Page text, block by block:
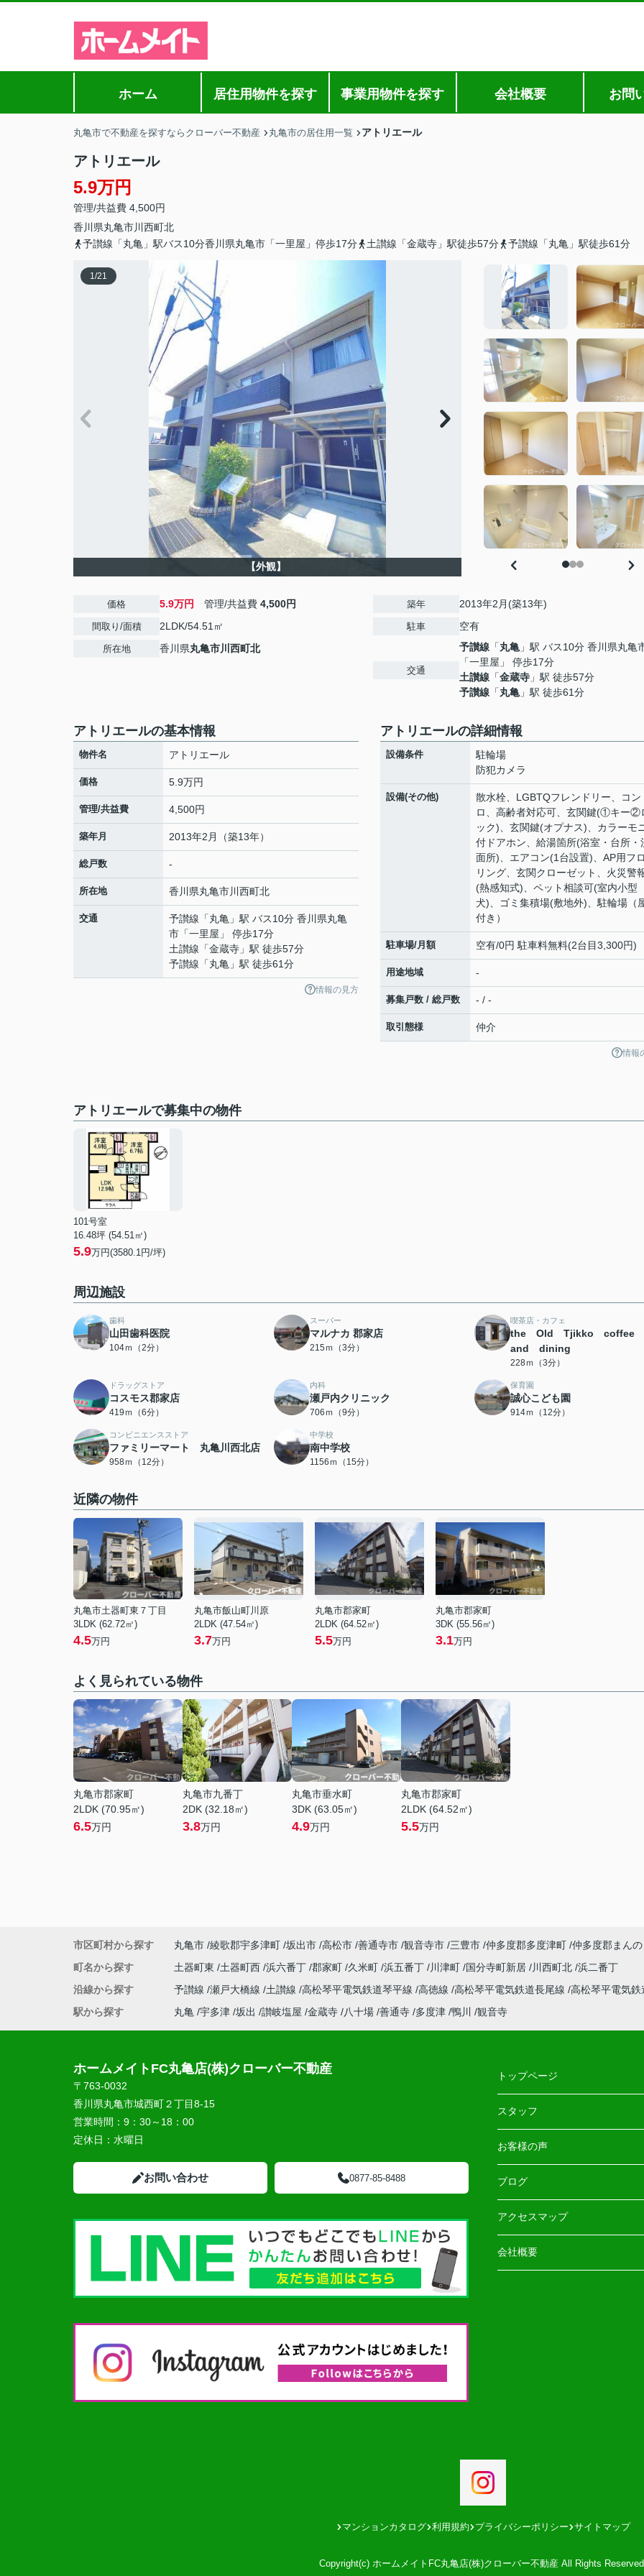
ホーム 居住用物件を探す 事業用物件を探す 会社概要 お問
丸亀市で不動産を探すならクローバー不動産 丸亀市の居住用一覧 アトリエール
アトリエール
5.9万円
管理/共益費 4,500円
香川県丸亀市川西町北
予讃線「丸亀」駅バス10分香川県丸亀市「一里屋」停歩17分
土讃線「金蔵寺」駅徒歩57分 予讃線「丸亀」駅徒歩61分
1/21
【外観】
価格 5.9万円 管理/共益費 4,500円
間取り/面積 2LDK/54.51㎡
所在地 香川県丸亀市川西町北
築年 2013年2月(築13年)
駐車 空有
交通
予讃線 「丸亀 」駅 バス10分 香川県丸亀
「一里屋」 停歩17分
土讃線 「金蔵寺 」駅 徒歩57分
予讃線 「丸亀 」駅 徒歩61分
アトリエールの基本情報
物件名 アトリエール
価格 5.9万円
管理/共益費 4,500円
築年月 2013年2月（築13年）
総戸数 -
所在地 香川県丸亀市川西町北
交通 予讃線 「丸亀 」駅 バス10分 香川県丸亀
市「一里屋」 停歩17分
土讃線 「金蔵寺 」駅 徒歩57分
予讃線 「丸亀 」駅 徒歩61分
情報の見方
アトリエールの詳細情報
設備条件
駐輪場
防犯カメラ
設備(その他)
散水栓、LGBTQフレンドリー、コン
ロ、高齢者対応可、玄関鍵(①キー②
ック)、玄関鍵(オプナス)、カラーモ
付ドアホン、給湯箇所(浴室・台所・
面所)、エアコン(1台設置)、AP用フ
リング、玄関クローゼット、火災警
(熱感知式)、ペット相談可(室内小型
犬)、ゴミ集積場(敷地外)、駐輪場（
付き）
駐車場/月額 空有/0円 駐車料無料(2台目3,300円)
用途地域 -
募集戸数 / 総戸数 - / -
取引態様 仲介
情報
アトリエールで募集中の物件
101号室
16.48坪 (54.51㎡)
5.9万円(3580.1円/坪)
周辺施設
歯科
山田歯科医院
104ｍ（2分）
スーパー
マルナカ 郡家店
215ｍ（3分）
喫茶店・カフェ
the Old Tjikko coffee
and dining
228ｍ（3分）
ドラッグストア
コスモス郡家店
419ｍ（6分）
内科
瀬戸内クリニック
706ｍ（9分）
保育園
誠心こども園
914ｍ（12分）
コンビニエンスストア
ファミリーマート 丸亀川西北店
958ｍ（12分）
中学校
南中学校
1156ｍ（15分）
近隣の物件
丸亀市土器町東７丁目
3LDK (62.72㎡)
4.5万円
丸亀市飯山町川原
2LDK (47.54㎡)
3.7万円
丸亀市郡家町
2LDK (64.52㎡)
5.5万円
丸亀市郡家町
3DK (55.56㎡)
3.1万円
よく見られている物件
丸亀市郡家町
2LDK (70.95㎡)
6.5万円
丸亀市九番丁
2DK (32.18㎡)
3.8万円
丸亀市垂水町
3DK (63.05㎡)
4.9万円
丸亀市郡家町
2LDK (64.52㎡)
5.5万円
市区町村から探す 丸亀市 綾歌郡宇多津町 坂出市 高松市 善通寺市 観音寺市 三豊市 仲多度郡多度津町 仲多度郡まん
町名から探す
土器町東 土器町西 浜六番丁 郡家町 久米町 浜五番丁 川津町 国分寺町新居 川西町北 浜二番丁
沿線から探す
予讃線 瀬戸大橋線 土讃線 高松琴平電気鉄道琴平線 高徳線 高松琴平電気鉄道長尾線 高松琴平電気鉄
駅から探す
丸亀 宇多津 坂出 讃岐塩屋 金蔵寺 八十場 善通寺 多度津 鴨川 観音寺
ホームメイトFC丸亀店(株)クローバー不動産
〒763-0032
香川県丸亀市城西町２丁目8-15
営業時間： 9：30～18：00
定休日： 水曜日
お問い合わせ 0877-85-8488
トップページ
スタッフ
お客様の声
ブログ
アクセスマップ
会社概要
マンションカタログ 利用規約 プライバシーポリシー サイトマップ
Copyright(c) ホームメイトFC丸亀店(株)クローバー不動産 All Rights